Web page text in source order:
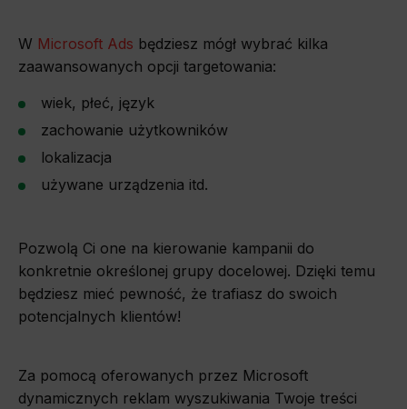
W Microsoft Ads będziesz mógł wybrać kilka
zaawansowanych opcji targetowania:
wiek, płeć, język
zachowanie użytkowników
lokalizacja
używane urządzenia itd.
Pozwolą Ci one na kierowanie kampanii do
konkretnie określonej grupy docelowej. Dzięki temu
będziesz mieć pewność, że trafiasz do swoich
potencjalnych klientów!
Za pomocą oferowanych przez Microsoft
dynamicznych reklam wyszukiwania Twoje treści